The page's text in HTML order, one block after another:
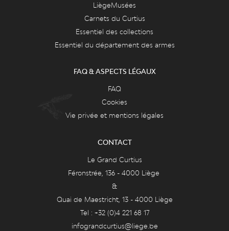
LiègeMusées
Carnets du Curtius
Essentiel des collections
Essentiel du département des armes
FAQ & ASPECTS LÉGAUX
FAQ
Cookies
Vie privée et mentions légales
CONTACT
Le Grand Curtius
Féronstrée, 136 - 4000 Liège
&
Quai de Maestricht, 13 - 4000 Liège
Tel : +32 (0)4 221 68 17
infograndcurtius@liege.be